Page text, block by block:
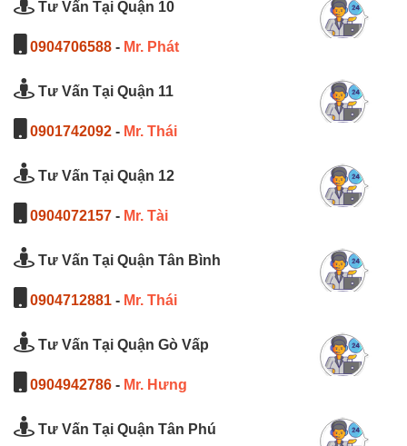
Tư Vấn Tại Quận 10
0904706588 - Mr. Phát
Tư Vấn Tại Quận 11
0901742092 - Mr. Thái
Tư Vấn Tại Quận 12
0904072157 - Mr. Tài
Tư Vấn Tại Quận Tân Bình
0904712881 - Mr. Thái
Tư Vấn Tại Quận Gò Vấp
0904942786 - Mr. Hưng
Tư Vấn Tại Quận Tân Phú